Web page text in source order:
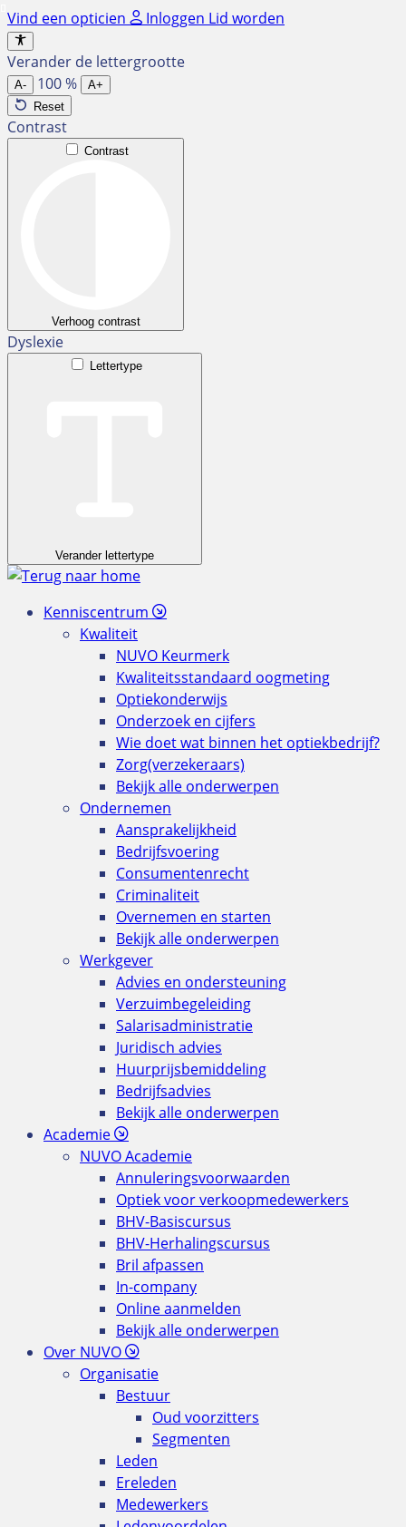
Ga
naar
de
inhoud
Vind een opticien Inloggen Lid worden
Verander de lettergrootte
A- 100%
A+
Reset
Contrast
Contrast
Verhoog contrast
Dyslexie
Lettertype
Verander lettertype
Kenniscentrum
Kwaliteit
NUVO Keurmerk
Kwaliteitsstandaard oogmeting
Optiekonderwijs
Onderzoek en cijfers
Wie doet wat binnen het optiekbedrijf?
Zorg(verzekeraars)
Bekijk alle onderwerpen
Ondernemen
Aansprakelijkheid
Bedrijfsvoering
Consumentenrecht
Criminaliteit
Overnemen en starten
Bekijk alle onderwerpen
Werkgever
Advies en ondersteuning
Verzuimbegeleiding
Salarisadministratie
Juridisch advies
Huurprijsbemiddeling
Bedrijfsadvies
Bekijk alle onderwerpen
Academie
NUVO Academie
Annuleringsvoorwaarden
Optiek voor verkoopmedewerkers
BHV-Basiscursus
BHV-Herhalingscursus
Bril afpassen
In-company
Online aanmelden
Bekijk alle onderwerpen
Over NUVO
Organisatie
Bestuur
Oud voorzitters
Segmenten
Leden
Ereleden
Medewerkers